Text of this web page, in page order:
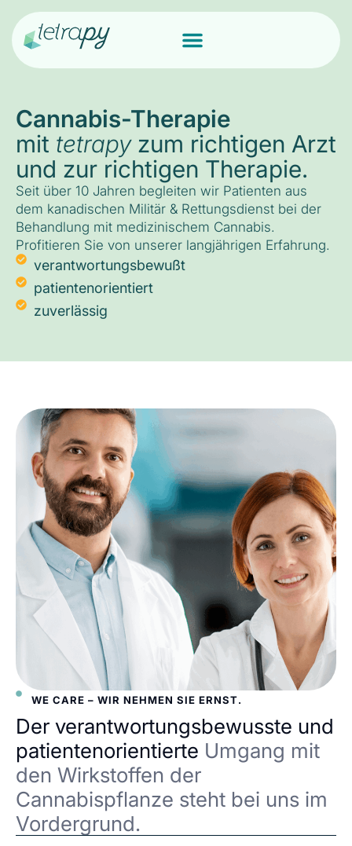
Cannabis-Therapie
mit tetrapyzum richtigen Arzt
und zur richtigen Therapie.
Seit über 10 Jahren begleiten wir Patienten aus
dem kanadischen Militär & Rettungsdienst bei der
Behandlung mit medizinischem Cannabis.
Profitieren Sie von unserer langjährigen Erfahrung.
verantwortungsbewußt
patientenorientiert
zuverlässig
WE CARE – WIR NEHMEN SIE ERNST.
Der verantwortungsbewusste und
patientenorientierte Umgang mit
den Wirkstoffen der
Cannabispflanze steht bei uns im
Vordergrund.